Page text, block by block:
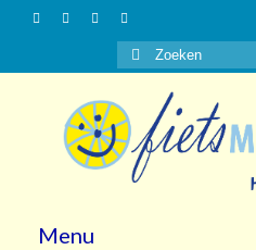
Zoeken
naar:
Menu